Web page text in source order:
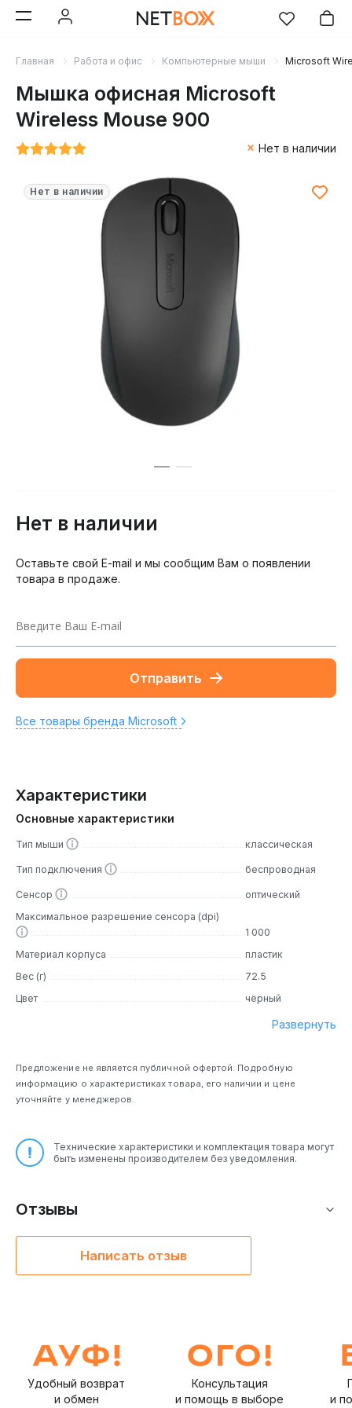
Главная Работа и офис Компьютерные мыши Microsoft
Мышка офисная Microsoft
Wireless Mouse 900
Нет в наличии
Нет в наличии
Нет в наличии
Оставьте свой E-mail и мы сообщим Вам о появлении
товара в продаже.
Отправить
Все товары бренда Microsoft
Характеристики
Основные характеристики
Тип мыши классическая
Тип подключения беспроводная
Сенсор
оптический
Максимальное разрешение сенсора (dpi)
1 000
Материал корпуса
пластик
Вес (г)
72.5
Цвет
чёрный
Развернуть
Предложение не является публичной офертой. Подробную
информацию о характеристиках товара, его наличии и цене
уточняйте у менеджеров.
Технические характеристики и комплектация товара могут
быть изменены производителем без уведомления.
Отзывы
Написать отзыв
Удобный возврат
и обмен
Консультация
и помощь в выборе
и